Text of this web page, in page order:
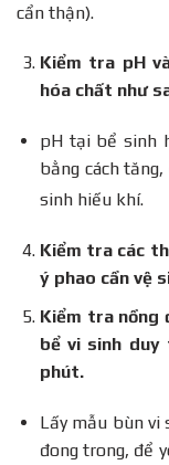
cẩn thận).
Kiểm tra pH
hóa chất như
pH tại bể sinh
bằng cách
sinh hiếu khí.
Kiểm tra các
ý phao cần vệ
Kiểm tra nồng
bể vi sinh
phút.
Lấy mẫu bùn vi
đong trong, để